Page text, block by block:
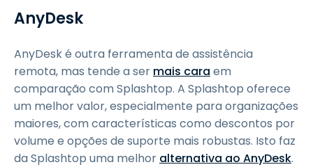
AnyDesk
AnyDesk é outra ferramenta de assistência
remota, mas tende a ser mais cara em
comparação com Splashtop. A Splashtop oferece
um melhor valor, especialmente para organizações
maiores, com características como descontos por
volume e opções de suporte mais robustas. Isto faz
da Splashtop uma melhor alternativa ao AnyDesk.